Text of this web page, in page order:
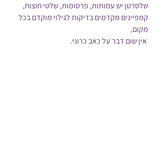
שלסרטן יש עמותות, פרסומות, שלטי חוצות,
קמפיינים מקדמים בדיקות לגילוי מוקדם בכל
מקום,